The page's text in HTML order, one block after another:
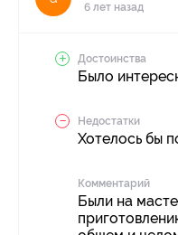
6 лет назад
Достоинства
Было
Недостатки
Хотелось бы
Комментарий
Были на